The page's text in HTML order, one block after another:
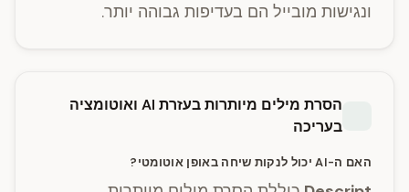
ונגישות מובייל הם בעדיפות גבוהה יותר.
הסרת מילים מיותרות בעזרת AI ואוטומציה
בעריכה
האם ה-AI יכול לנקות שיחה באופן אוטומטי?